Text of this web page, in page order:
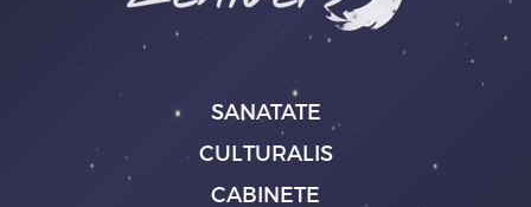
SANATATE
CULTURALIS
CABINETE